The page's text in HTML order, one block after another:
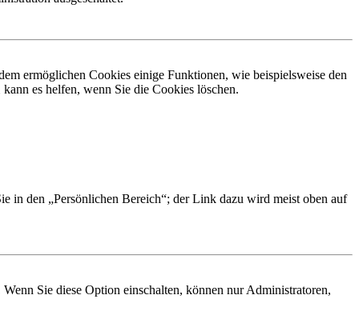
ermöglichen Cookies einige Funktionen, wie beispielsweise den
es helfen, wenn Sie die Cookies löschen.
in den „Persönlichen Bereich“; der Link dazu wird meist oben auf
Sie diese Option einschalten, können nur Administratoren,